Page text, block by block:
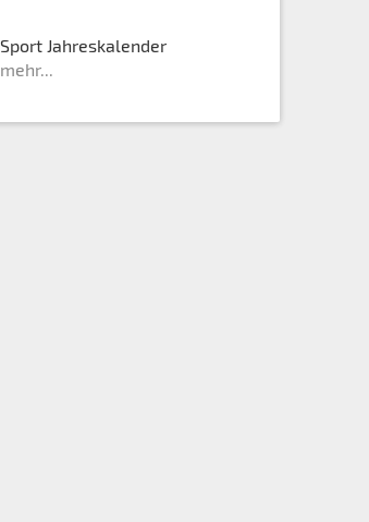
Sport Jahreskalender
mehr...